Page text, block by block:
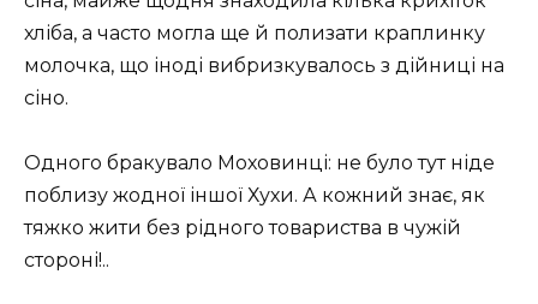
хліба, а часто могла ще й полизати краплинку
молочка, що іноді вибризкувалось з дійниці на
сіно.
Одного бракувало Моховинці: не було тут ніде
поблизу жодної іншої Хухи. А кожний знає, як
тяжко жити без рідного товариства в чужій
стороні!..